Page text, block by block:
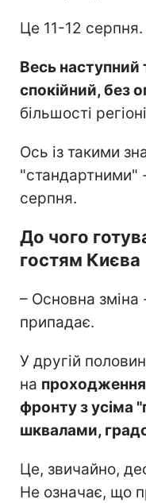
Це 11-12 серпня.
Весь
спокійний, без
більшості
Ось із такими
"стандартними"
серпня.
До чого
гостям Києва
– Основна зміна
припадає.
У другій
на
фронту з усіма
шквалами,
Це, звичайно,
Не означає, що